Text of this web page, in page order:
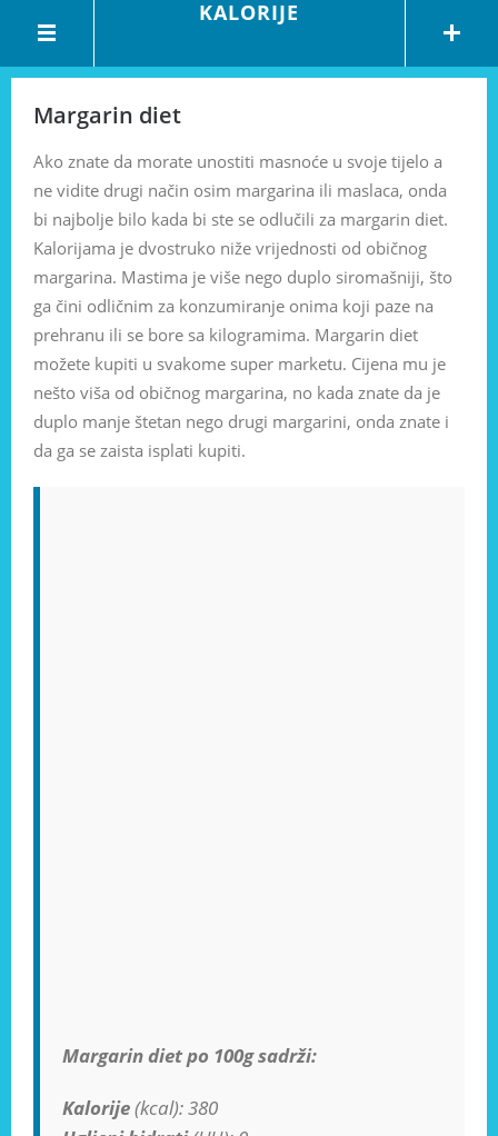
KALORIJE
Margarin diet
Ako znate da morate unostiti masnoće u svoje tijelo a
ne vidite drugi način osim margarina ili maslaca, onda
bi najbolje bilo kada bi ste se odlučili za margarin diet.
Kalorijama je dvostruko niže vrijednosti od običnog
margarina. Mastima je više nego duplo siromašniji, što
ga čini odličnim za konzumiranje onima koji paze na
prehranu ili se bore sa kilogramima. Margarin diet
možete kupiti u svakome super marketu. Cijena mu je
nešto viša od običnog margarina, no kada znate da je
duplo manje štetan nego drugi margarini, onda znate i
da ga se zaista isplati kupiti.
Margarin diet po 100g sadrži:
Kalorije(kcal): 380